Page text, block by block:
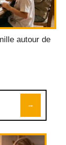
autour de